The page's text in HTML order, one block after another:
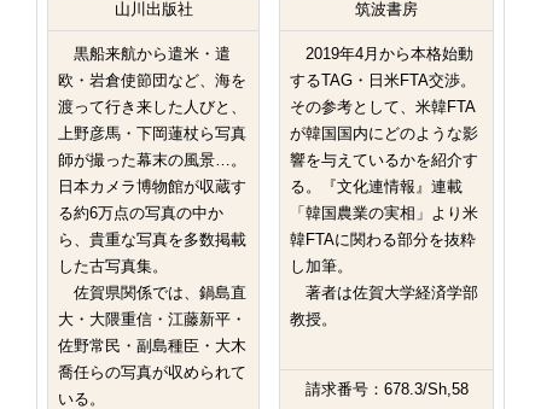
山川出版社
黒船来航から遣米・遣
欧・岩倉使節団など、海を
渡って行き来した人びと、
上野彦馬・下岡蓮杖ら写真
師が撮った幕末の風景…。
日本カメラ博物館が収蔵す
る約6万点の写真の中か
ら、貴重な写真を多数掲載
した古写真集。
佐賀県関係では、鍋島直
大・大隈重信・江藤新平・
佐野常民・副島種臣・大木
喬任らの写真が収められて
いる。
筑波書房
2019年4月から本格始動
するTAG・日米FTA交渉。
その参考として、米韓FTA
が韓国国内にどのような影
響を与えているかを紹介す
る。『文化連情報』連載
「韓国農業の実相」より米
韓FTAに関わる部分を抜粋
し加筆。
著者は佐賀大学経済学部
教授。
請求番号：678.3/Sh,58